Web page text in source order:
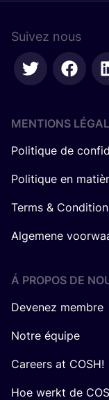
Suivez nous
MENTIONS
Politique de
Politique en
Terms &
Algemene
Á PROPOS DE
Devenez membre
Notre équipe
Careers at COSH!
Hoe werkt de